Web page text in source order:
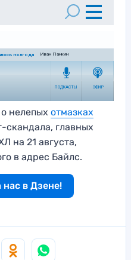
нелепых отмазках
скандала, главных
на 21 августа,
в адрес Байлс.
в Дзене!